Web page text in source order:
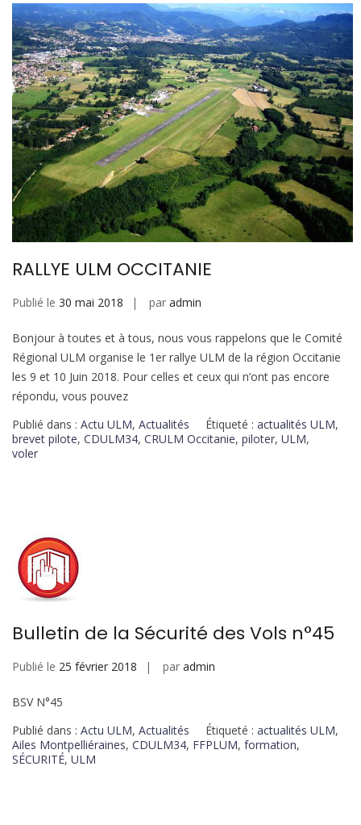
RALLYE ULM OCCITANIE
Publié le 30 mai 2018 par admin
Bonjour à toutes et à tous, nous vous rappelons que le Comité
Régional ULM organise le 1er rallye ULM de la région Occitanie
les 9 et 10 Juin 2018. Pour celles et ceux qui n’ont pas encore
répondu, vous pouvez
Publié dans : Actu ULM, Actualités Étiqueté : actualités ULM,
brevet pilote, CDULM34, CRULM Occitanie, piloter, ULM,
voler
Bulletin de la Sécurité des Vols n°45
Publié le 25 février 2018 par admin
BSV N°45
Publié dans : Actu ULM, Actualités Étiqueté : actualités ULM,
Ailes Montpelliéraines, CDULM34, FFPLUM, formation,
SÉCURITÉ, ULM